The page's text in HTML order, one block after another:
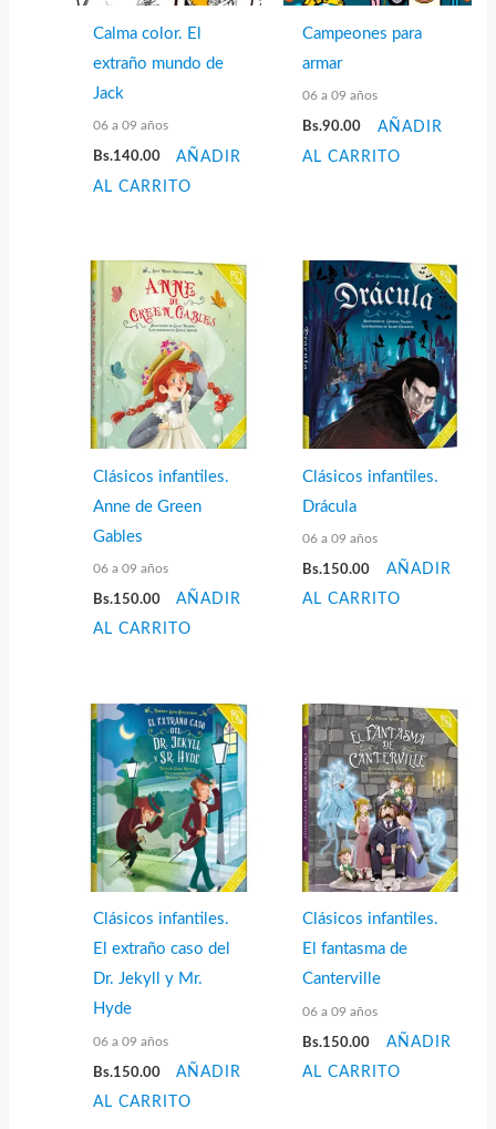
Calma color. El
extraño mundo de
Jack
06 a 09 años
Bs.140.00
AÑADIR
AL CARRITO
Campeones para
armar
06 a 09 años
Bs.90.00
AÑADIR
AL CARRITO
Clásicos infantiles.
Anne de Green
Gables
06 a 09 años
Bs.150.00
AÑADIR
AL CARRITO
Clásicos infantiles.
Drácula
06 a 09 años
Bs.150.00
AÑADIR
AL CARRITO
Clásicos infantiles.
El extraño caso del
Dr. Jekyll y Mr.
Hyde
06 a 09 años
Bs.150.00
AÑADIR
AL CARRITO
Clásicos infantiles.
El fantasma de
Canterville
06 a 09 años
Bs.150.00
AÑADIR
AL CARRITO